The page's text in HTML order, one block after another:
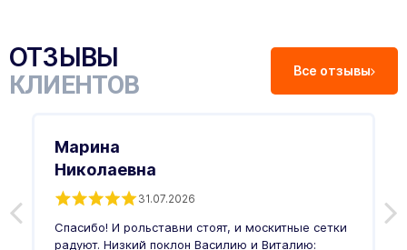
ОТЗЫВЫ
КЛИЕНТОВ Все отзывы
Марина
Николаевна
31.07.2026
Спасибо! И рольставни стоят, и москитные сетки
радуют. Низкий поклон Василию и Виталию: